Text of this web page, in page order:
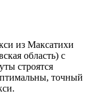
из Максатихи
область) с
строятся
точный